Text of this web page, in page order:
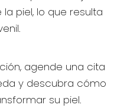
piel, lo que resulta
agende una cita
y descubra cómo
su piel.